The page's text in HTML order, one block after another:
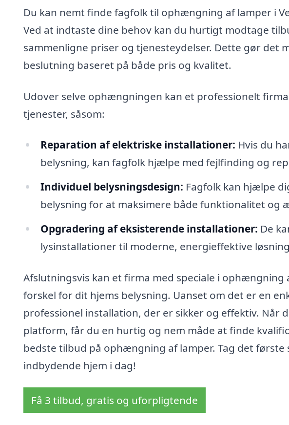
Du kan nemt finde fagfolk til ophængning af lamper i
Ved at indtaste dine behov kan du hurtigt modtage
sammenligne priser og tjenesteydelser. Dette gør
beslutning baseret på både pris og kvalitet.
Udover selve ophængningen kan et professionelt
tjenester, såsom:
Reparation af elektriske installationer: Hvis du
belysning, kan fagfolk hjælpe med fejlfinding og
Individuel belysningsdesign: Fagfolk kan hjælpe
belysning for at maksimere både funktionalitet og
Opgradering af eksisterende installationer: De
lysinstallationer til moderne, energieffektive
Afslutningsvis kan et firma med speciale i ophængning
forskel for dit hjems belysning. Uanset om det er en
professionel installation, der er sikker og effektiv. Når
platform, får du en hurtig og nem måde at finde
bedste tilbud på ophængning af lamper. Tag det første
indbydende hjem i dag!
Få 3 tilbud, gratis og uforpligtende